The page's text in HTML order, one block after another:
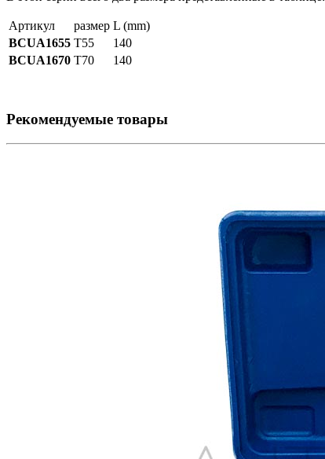
Артикул размер L (mm)
BCUA1655 T55
140
BCUA1670 T70 140
Рекомендуемые товары